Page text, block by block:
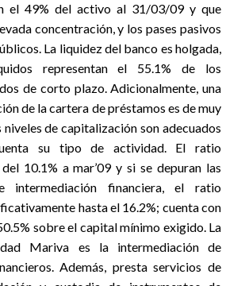
el 49% del activo al 31/03/09 y que
concentración, y los pases pasivos
La liquidez del banco es holgada,
representan el 55.1% de los
de corto plazo. Adicionalmente, una
de la cartera de préstamos es de muy
de capitalización son adecuados
su tipo de actividad. El ratio
10.1% a mar’09 y si se depuran las
intermediación financiera, el ratio
hasta el 16.2%; cuenta con
sobre el capital mínimo exigido. La
Mariva es la intermediación de
Además, presta servicios de